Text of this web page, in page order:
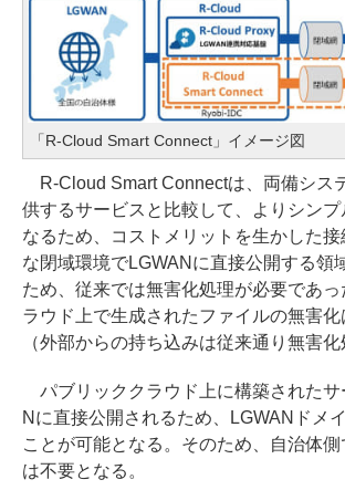
「R-Cloud Smart Connect」イメージ図
R-Cloud Smart Connectは、両備シス
供するサービスと比較して、よりシンプ
なるため、コストメリットを生かした
な閉域環境でLGWANに直接公開する領
ため、従来では無害化処理が必要であっ
ラウド上で生成されたファイルの無害化
（外部からの持ち込みは従来通り無害化
パブリッククラウド上に構築されたサ
Nに直接公開されるため、LGWANドメ
ことが可能となる。そのため、自治体
は不要となる。